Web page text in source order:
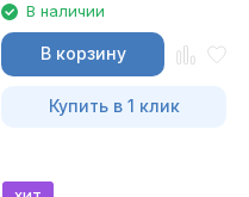
В наличии
В корзину
Купить в 1 клик